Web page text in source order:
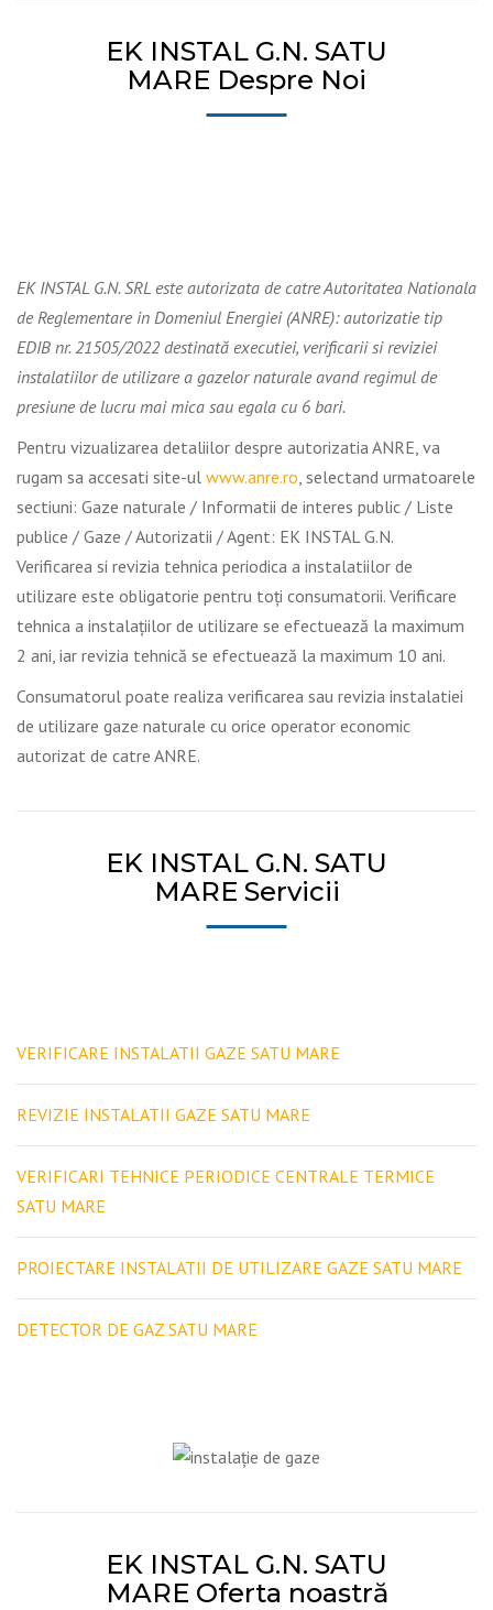
EK INSTAL G.N. SATU
MARE Despre Noi
EK INSTAL G.N. SRL este autorizata de catre Autoritatea Nationala
de Reglementare in Domeniul Energiei (ANRE): autorizatie tip
EDIB nr. 21505/2022 destinată executiei, verificarii si reviziei
instalatiilor de utilizare a gazelor naturale avand regimul de
presiune de lucru mai mica sau egala cu 6 bari.
Pentru vizualizarea detaliilor despre autorizatia ANRE, va
rugam sa accesati site-ul www.anre.ro, selectand urmatoarele
sectiuni: Gaze naturale / Informatii de interes public / Liste
publice / Gaze / Autorizatii / Agent: EK INSTAL G.N.
Verificarea si revizia tehnica periodica a instalatiilor de
utilizare este obligatorie pentru toţi consumatorii. Verificare
tehnica a instalaţiilor de utilizare se efectuează la maximum
2 ani, iar revizia tehnică se efectuează la maximum 10 ani.
Consumatorul poate realiza verificarea sau revizia instalatiei
de utilizare gaze naturale cu orice operator economic
autorizat de catre ANRE.
EK INSTAL G.N. SATU
MARE Servicii
VERIFICARE INSTALATII GAZE SATU MARE
REVIZIE INSTALATII GAZE SATU MARE
VERIFICARI TEHNICE PERIODICE CENTRALE TERMICE
SATU MARE
PROIECTARE INSTALATII DE UTILIZARE GAZE SATU MARE
DETECTOR DE GAZ SATU MARE
EK INSTAL G.N. SATU
MARE Oferta noastră